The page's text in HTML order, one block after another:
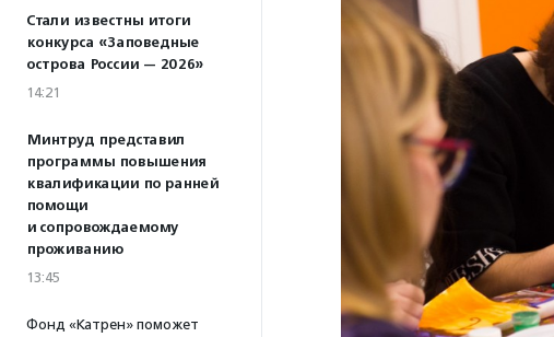
Стали известны итоги
конкурса «Заповедные
острова России — 2026»
14:21
Минтруд представил
программы повышения
квалификации по ранней
помощи
и сопровождаемому
проживанию
13:45
Фонд «Катрен» поможет